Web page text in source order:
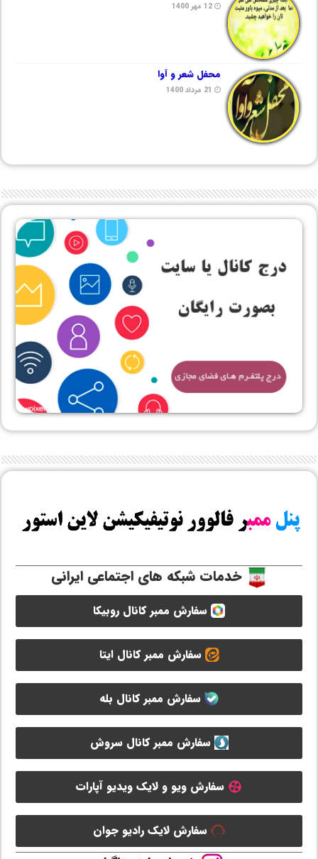
12 مهر 1400
محفل شعر و آوا
21 مرداد 1400
خدمات شبکه های اجتماعی ایرانی
سفارش ممبر کانال روبیکا
سفارش ممبر کانال ایتا
سفارش ممبر کانال بله
سفارش ممبر کانال سروش
سفارش ویو و لایک ویدیو آپارات
سفارش لایک رادیو جوان